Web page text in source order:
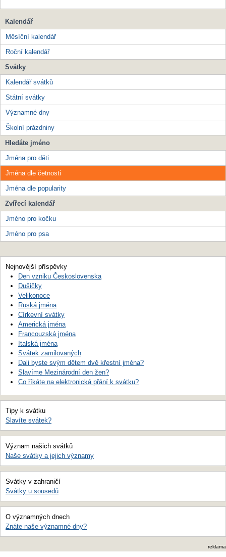
Kalendář
Měsíční kalendář
Roční kalendář
Svátky
Kalendář svátků
Státní svátky
Významné dny
Školní prázdniny
Hledáte jméno
Jména pro děti
Jména dle četnosti
Jména dle popularity
Zvířecí kalendář
Jméno pro kočku
Jméno pro psa
Nejnovější příspěvky
Den vzniku Československa
Dušičky
Velikonoce
Ruská jména
Církevní svátky
Americká jména
Francouzská jména
Italská jména
Svátek zamilovaných
Dali byste svým dětem dvě křestní jména?
Slavíme Mezinárodní den žen?
Co říkáte na elektronická přání k svátku?
Tipy k svátku
Slavíte svátek?
Význam našich svátků
Naše svátky a jejich významy
Svátky v zahraničí
Svátky u sousedů
O významných dnech
Znáte naše významné dny?
reklama